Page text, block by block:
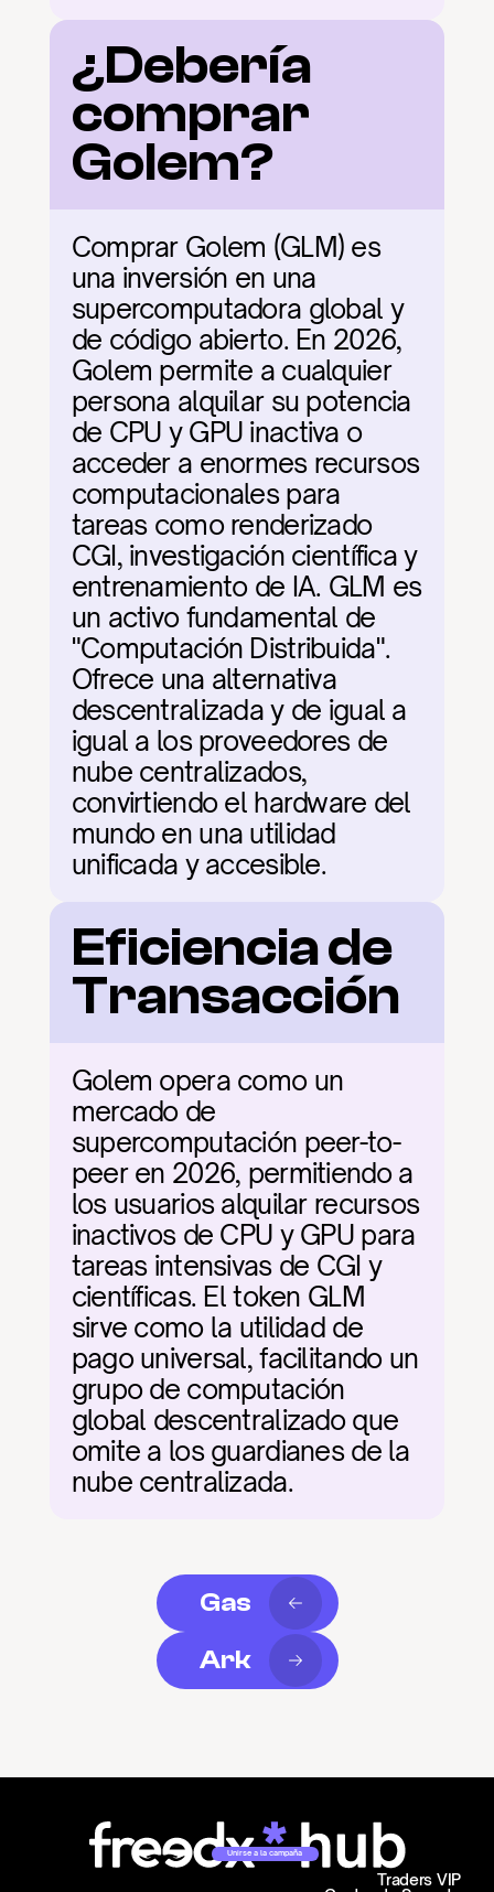
¿Debería
comprar
Golem?
Comprar Golem (GLM) es
una inversión en una
supercomputadora global y
de código abierto. En 2026,
Golem permite a cualquier
persona alquilar su potencia
de CPU y GPU inactiva o
acceder a enormes recursos
computacionales para
tareas como renderizado
CGI, investigación científica y
entrenamiento de IA. GLM es
un activo fundamental de
"Computación Distribuida".
Ofrece una alternativa
descentralizada y de igual a
igual a los proveedores de
nube centralizados,
convirtiendo el hardware del
mundo en una utilidad
unificada y accesible.
Eficiencia de
Transacción
Golem opera como un
mercado de
supercomputación peer-to-
peer en 2026, permitiendo a
los usuarios alquilar recursos
inactivos de CPU y GPU para
tareas intensivas de CGI y
científicas. El token GLM
sirve como la utilidad de
pago universal, facilitando un
grupo de computación
global descentralizado que
omite a los guardianes de la
nube centralizada.
Gas
Ark
Unirse a la campaña
Traders VIP